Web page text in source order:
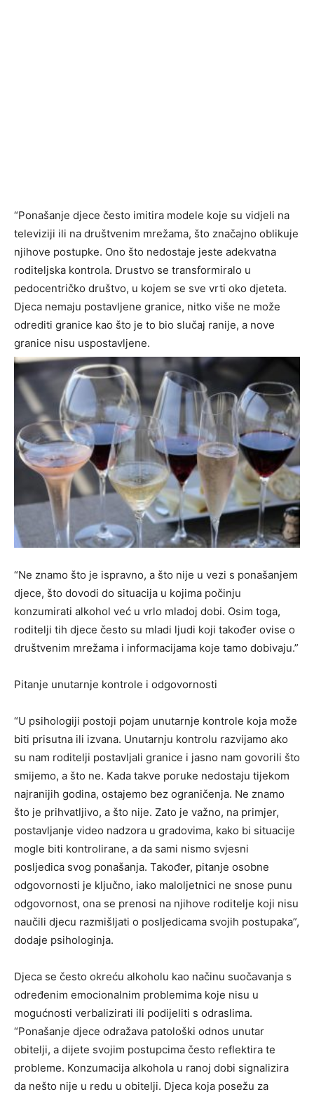
“Ponašanje djece često imitira modele koje su vidjeli na
televiziji ili na društvenim mrežama, što značajno oblikuje
njihove postupke. Ono što nedostaje jeste adekvatna
roditeljska kontrola. Drustvo se transformiralo u
pedocentričko društvo, u kojem se sve vrti oko djeteta.
Djeca nemaju postavljene granice, nitko više ne može
odrediti granice kao što je to bio slučaj ranije, a nove
granice nisu uspostavljene.
“Ne znamo što je ispravno, a što nije u vezi s ponašanjem
djece, što dovodi do situacija u kojima počinju
konzumirati alkohol već u vrlo mladoj dobi. Osim toga,
roditelji tih djece često su mladi ljudi koji također ovise o
društvenim mrežama i informacijama koje tamo dobivaju.”
Pitanje unutarnje kontrole i odgovornosti
“U psihologiji postoji pojam unutarnje kontrole koja može
biti prisutna ili izvana. Unutarnju kontrolu razvijamo ako
su nam roditelji postavljali granice i jasno nam govorili što
smijemo, a što ne. Kada takve poruke nedostaju tijekom
najranijih godina, ostajemo bez ograničenja. Ne znamo
što je prihvatljivo, a što nije. Zato je važno, na primjer,
postavljanje video nadzora u gradovima, kako bi situacije
mogle biti kontrolirane, a da sami nismo svjesni
posljedica svog ponašanja. Također, pitanje osobne
odgovornosti je ključno, iako maloljetnici ne snose punu
odgovornost, ona se prenosi na njihove roditelje koji nisu
naučili djecu razmišljati o posljedicama svojih postupaka”,
dodaje psihologinja.
Djeca se često okreću alkoholu kao načinu suočavanja s
određenim emocionalnim problemima koje nisu u
mogućnosti verbalizirati ili podijeliti s odraslima.
“Ponašanje djece odražava patološki odnos unutar
obitelji, a dijete svojim postupcima često reflektira te
probleme. Konzumacija alkohola u ranoj dobi signalizira
da nešto nije u redu u obitelji. Djeca koja posežu za